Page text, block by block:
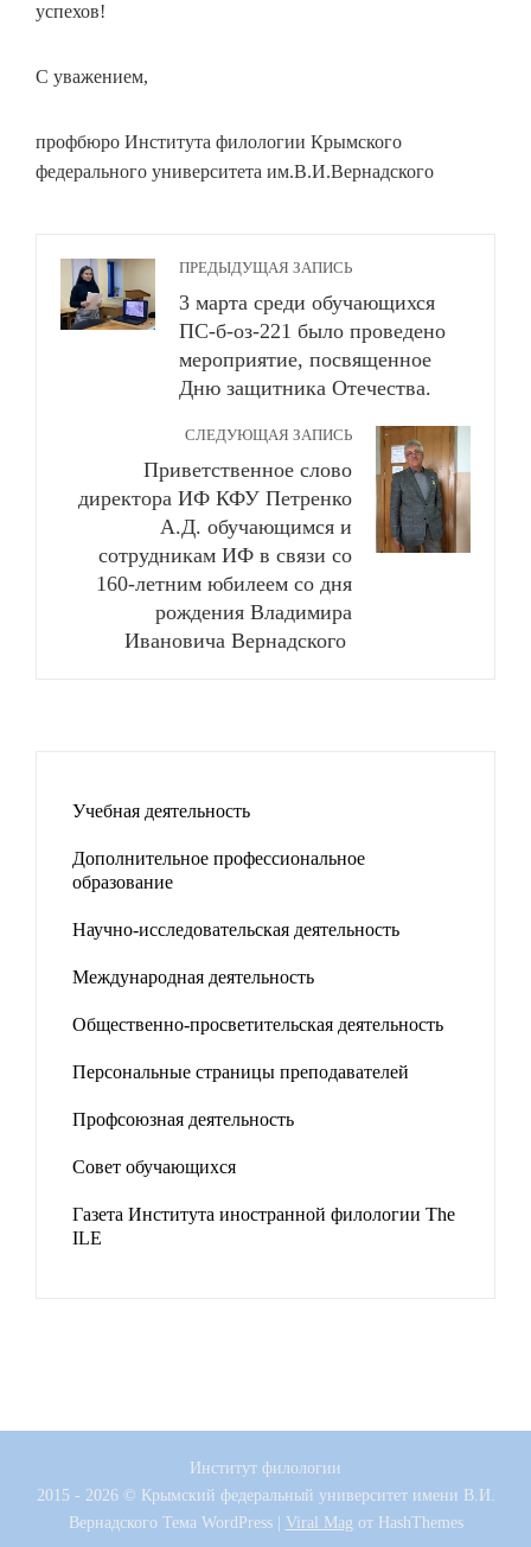
успехов!
С уважением,
профбюро Института филологии Крымского
федерального университета им.В.И.Вернадского
ПРЕДЫДУЩАЯ ЗАПИСЬ
3 марта среди обучающихся
ПС-б-оз-221 было проведено
мероприятие, посвященное
Дню защитника Отечества.
СЛЕДУЮЩАЯ ЗАПИСЬ
Приветственное слово
директора ИФ КФУ Петренко
А.Д. обучающимся и
сотрудникам ИФ в связи со
160-летним юбилеем со дня
рождения Владимира
Ивановича Вернадского
Учебная деятельность
Дополнительное профессиональное
образование
Научно-исследовательская деятельность
Международная деятельность
Общественно-просветительская деятельность
Персональные страницы преподавателей
Профсоюзная деятельность
Совет обучающихся
Газета Института иностранной филологии The
ILE
Институт филологии
2015 - 2026 © Крымский федеральный университет имени В.И.
ВернадскогоТема WordPress | Viral Mag от HashThemes